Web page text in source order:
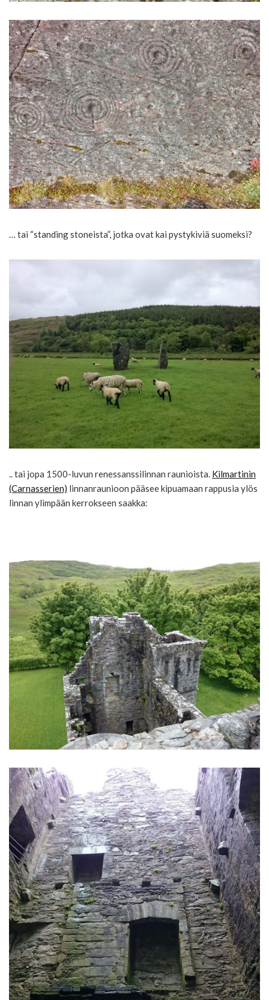
… tai “standing stoneista”, jotka ovat kai pystykiviä suomeksi?
.. tai jopa 1500-luvun renessanssilinnan raunioista. Kilmartinin
(Carnasserien) linnanraunioon pääsee kipuamaan rappusia ylös
linnan ylimpään kerrokseen saakka: